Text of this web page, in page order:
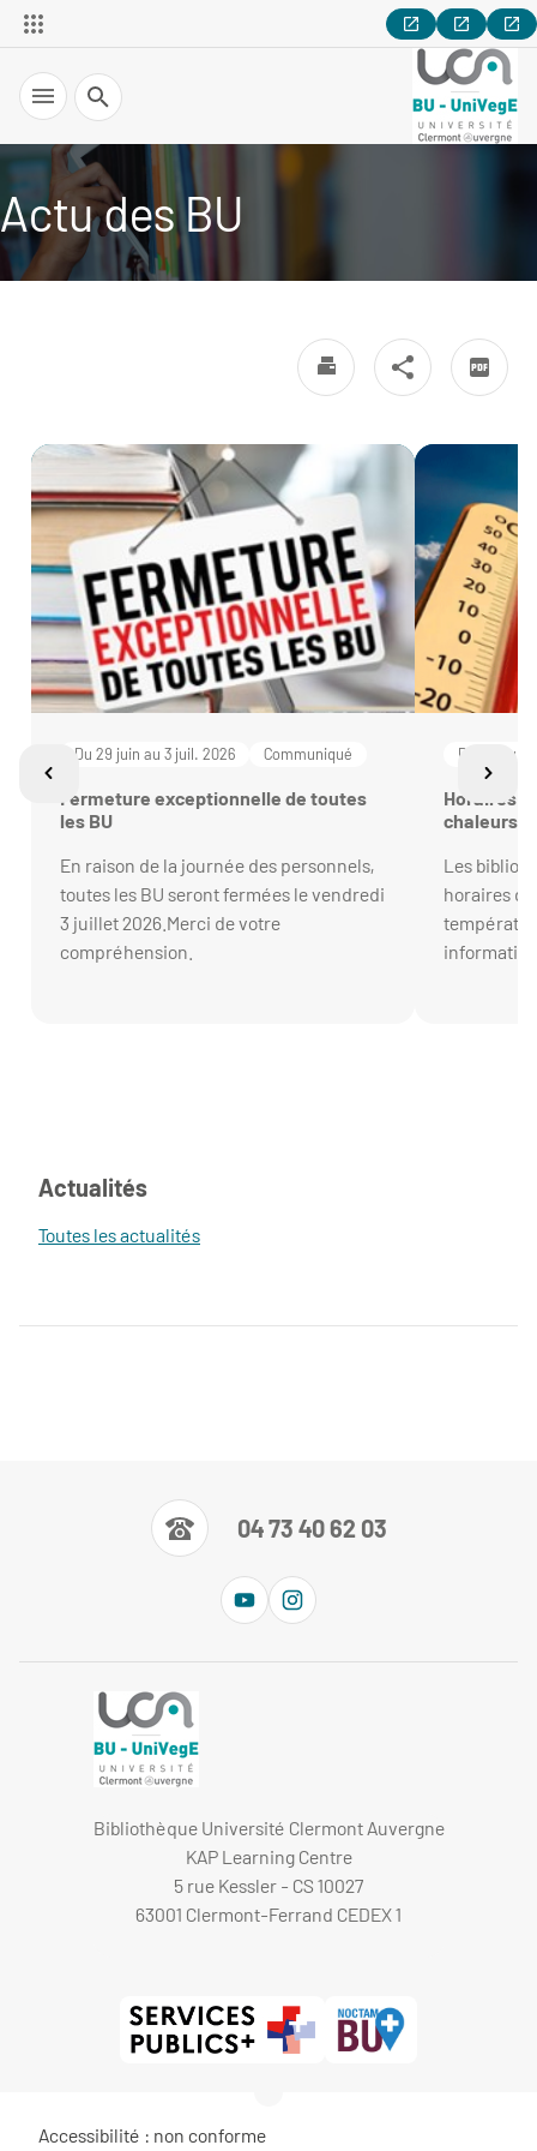
Recherche
Actu des BU
Du 29 juin au 3 juil. 2026 Communiqué
Fermeture exceptionnelle de toutes
les BU
En raison de la journée des personnels,
toutes les BU seront fermées le vendredi
3 juillet 2026.Merci de votre
compréhension.
Du 22 au
Horaires
chaleurs
Les
horaires
Actualités
Toutes les actualités
04 73 40 62 03
Bibliothèque Université Clermont Auvergne
KAP Learning Centre
5 rue Kessler - CS 10027
63001 Clermont-Ferrand CEDEX 1
Accessibilité : non conforme